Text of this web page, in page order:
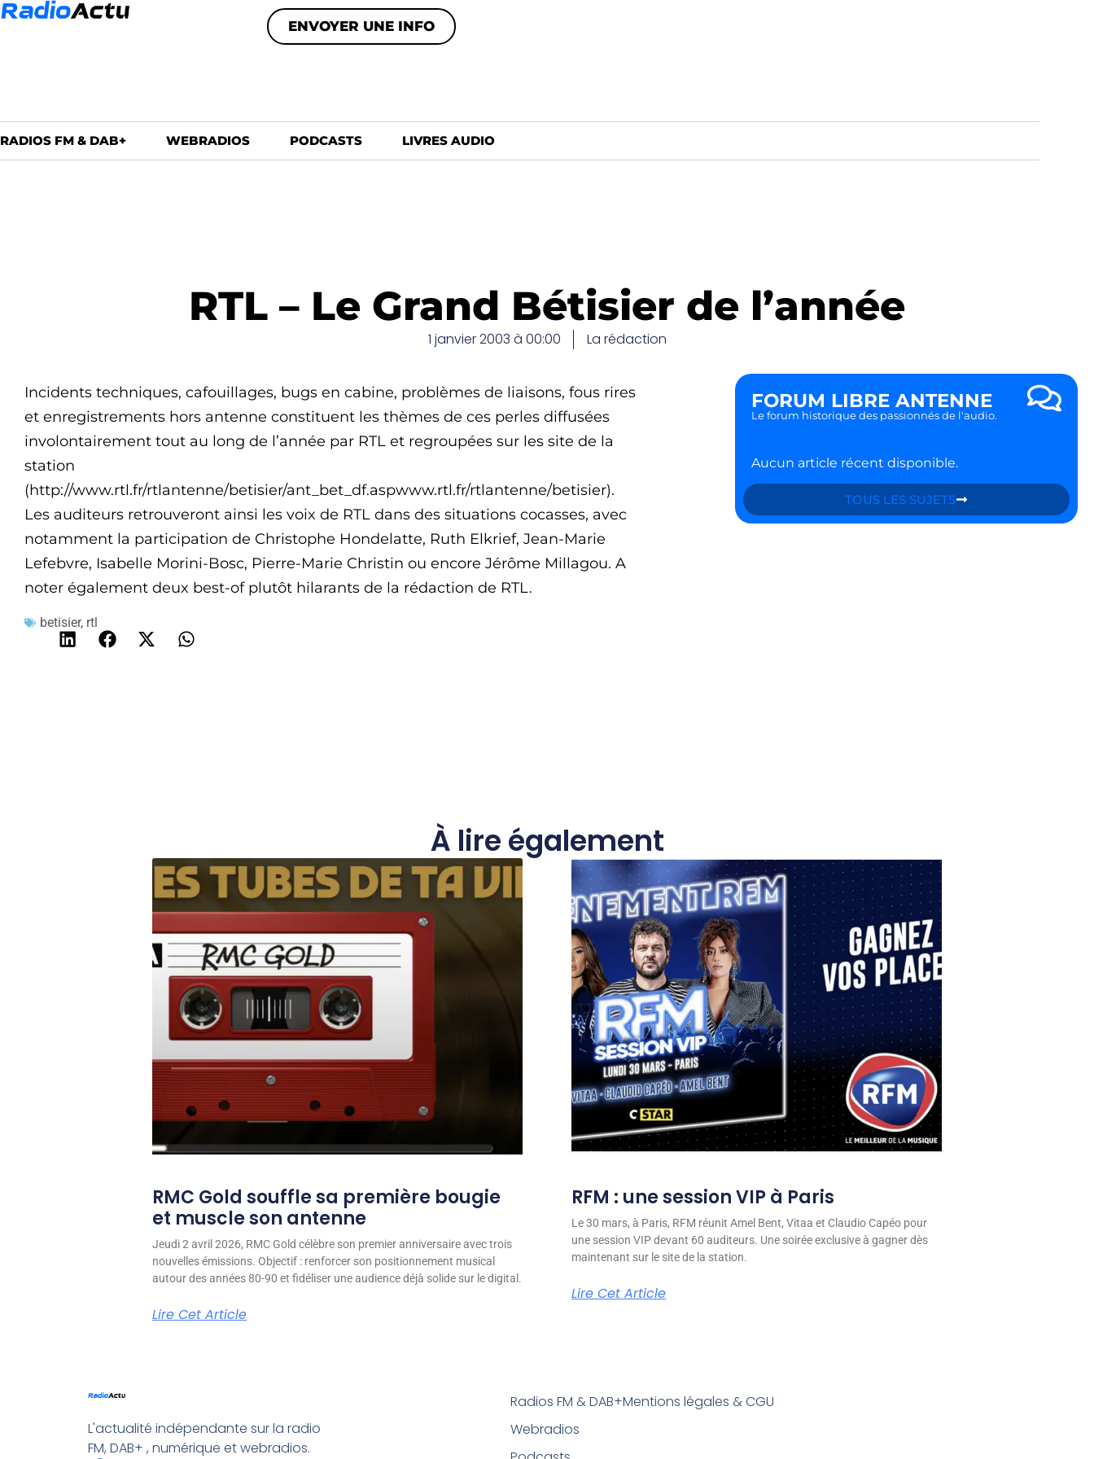
ENVOYER UNE INFO
RADIOS FM & DAB+ WEBRADIOS PODCASTS LIVRES AUDIO
RTL – Le Grand Bétisier de l’année
1 janvier 2003 à 00:00 La rédaction
Incidents techniques, cafouillages, bugs en cabine, problèmes de liaisons, fous rires
et enregistrements hors antenne constituent les thèmes de ces perles diffusées
involontairement tout au long de l’année par RTL et regroupées sur les site de la
station
(http://www.rtl.fr/rtlantenne/betisier/ant_bet_df.aspwww.rtl.fr/rtlantenne/betisier).
Les auditeurs retrouveront ainsi les voix de RTL dans des situations cocasses, avec
notamment la participation de Christophe Hondelatte, Ruth Elkrief, Jean-Marie
Lefebvre, Isabelle Morini-Bosc, Pierre-Marie Christin ou encore Jérôme Millagou. A
noter également deux best-of plutôt hilarants de la rédaction de RTL.
betisier, rtl
FORUM LIBRE ANTENNE
Le forum historique des passionnés de l'audio.
Aucun article récent disponible.
TOUS LES SUJETS
À lire également
RMC Gold souffle sa première bougie
et muscle son antenne
Jeudi 2 avril 2026, RMC Gold célèbre son premier anniversaire avec trois
nouvelles émissions. Objectif : renforcer son positionnement musical
autour des années 80-90 et fidéliser une audience déjà solide sur le digital.
Lire Cet Article
RFM : une session VIP à Paris
Le 30 mars, à Paris, RFM réunit Amel Bent, Vitaa et Claudio Capéo pour
une session VIP devant 60 auditeurs. Une soirée exclusive à gagner dès
maintenant sur le site de la station.
Lire Cet Article
L'actualité indépendante sur la radio
FM, DAB+ , numérique et webradios.
Radios FM & DAB+
Webradios
Mentions légales & CGU